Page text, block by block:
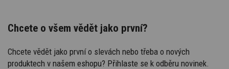
Chcete o všem vědět jako první?
Chcete vědět jako první o slevách nebo třeba o nových
produktech v našem eshopu? Přihlaste se k odběru novinek.